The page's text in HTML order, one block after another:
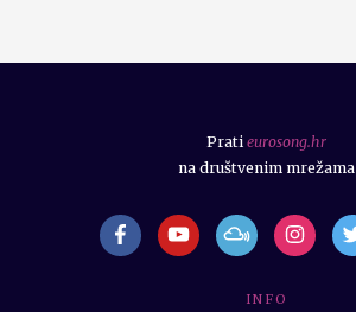
I N F O
Prati eurosong.hr
na društvenim mrežama